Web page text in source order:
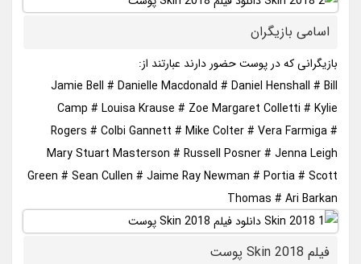
اسامی بازیگران
بازیگرانی که در پوست حضور دارند عبارتند از:
Jamie Bell # Danielle Macdonald # Daniel Henshall # Bill
Camp # Louisa Krause # Zoe Margaret Colletti # Kylie
Rogers # Colbi Gannett # Mike Colter # Vera Farmiga #
Mary Stuart Masterson # Russell Posner # Jenna Leigh
Green # Sean Cullen # Jaime Ray Newman # Portia # Scott
Thomas # Ari Barkan
فیلم Skin 2018 پوست